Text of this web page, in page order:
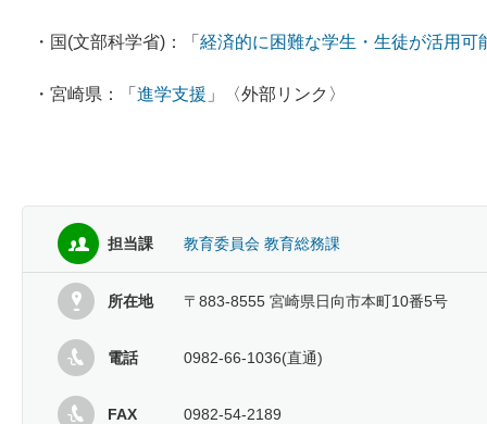
・国(文部科学省)： 「 経済的に困難な学生・生徒が活用可
・宮崎県：「 進学支援 」 〈外部リンク〉
担当課 教育委員会 教育総務課
所在地 〒883-8555 宮崎県日向市本町10番5号
電話 0982-66-1036(直通)
FAX 0982-54-2189